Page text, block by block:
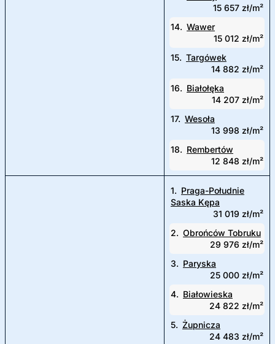
15 657 zł/m²
14. Wawer
15 012 zł/m²
15. Targówek
14 882 zł/m²
16. Białołęka
14 207 zł/m²
17. Wesoła
13 998 zł/m²
18. Rembertów
12 848 zł/m²
1. Praga-Południe
Saska Kępa
31 019 zł/m²
2. Obrońców Tobruku
29 976 zł/m²
3. Paryska
25 000 zł/m²
4. Białowieska
24 822 zł/m²
5. Żupnicza
24 483 zł/m²